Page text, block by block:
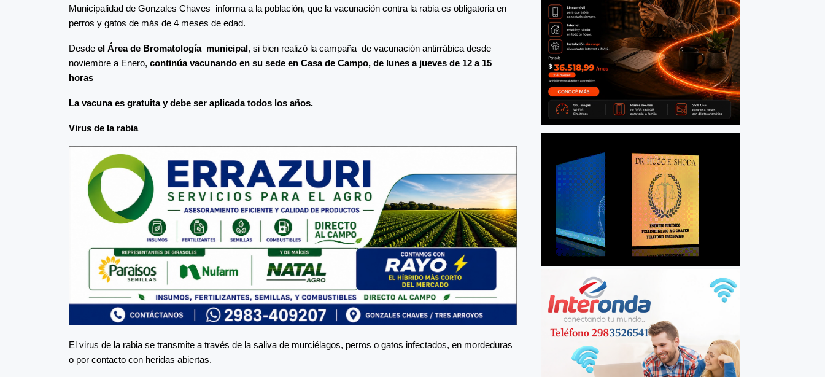
Municipalidad de Gonzales Chaves informa a la población, que la vacunación contra la rabia es obligatoria en
perros y gatos de más de 4 meses de edad.
Desde el Área de Bromatología municipal, si bien realizó la campaña de vacunación antirrábica desde
noviembre a Enero, continúa vacunando en su sede en Casa de Campo, de lunes a jueves de 12 a 15
horas
La vacuna es gratuita y debe ser aplicada todos los años.
Virus de la rabia
El virus de la rabia se transmite a través de la saliva de murciélagos, perros o gatos infectados, en mordeduras
o por contacto con heridas abiertas.